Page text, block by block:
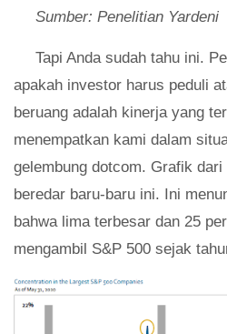
Sumber: Penelitian Yardeni
Tapi Anda sudah tahu ini.
apakah investor harus peduli
beruang adalah kinerja yang
menempatkan kami dalam
gelembung dotcom. Grafik
beredar baru-baru ini. Ini
bahwa lima terbesar dan 25
mengambil S&P 500 sejak